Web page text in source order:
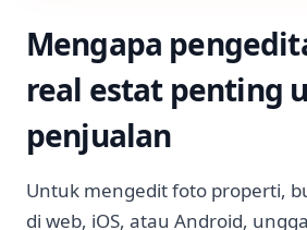
Mengapa
real estat penting
penjualan
Untuk mengedit foto properti,
di web, iOS, atau Android,